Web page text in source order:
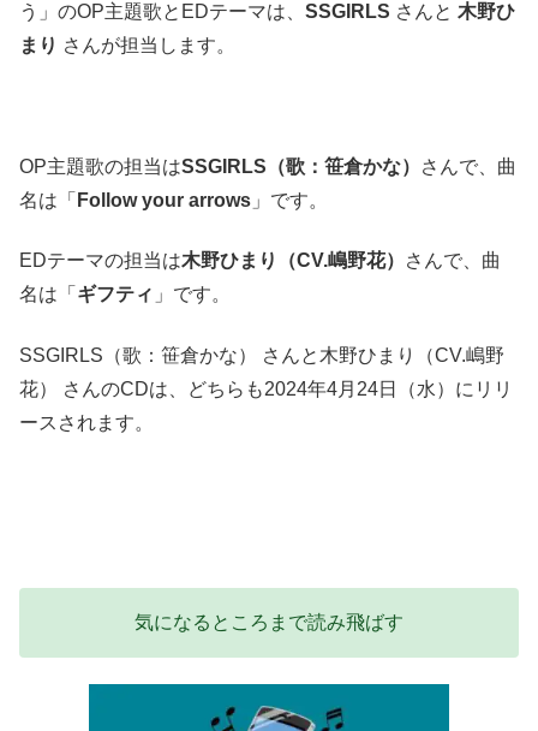
う」のOP主題歌とEDテーマは、 SSGIRLS さんと 木野ひ
まり さんが担当します。
OP主題歌の担当はSSGIRLS（歌：笹倉かな）
さんで、曲
名は「 Follow your arrows 」です。
EDテーマの担当は木野ひまり（CV.嶋野花）
さんで、曲
名は「 ギフティ 」です。
SSGIRLS（歌：笹倉かな） さんと木野ひまり（CV.嶋野
花） さんのCDは、どちらも2024年4月24日（水）にリリ
ースされます。
気になるところまで読み飛ばす